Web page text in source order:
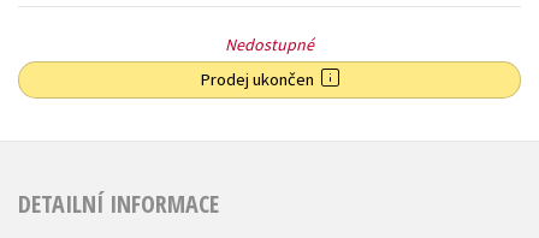
Nedostupné
Prodej ukončen
DETAILNÍ INFORMACE